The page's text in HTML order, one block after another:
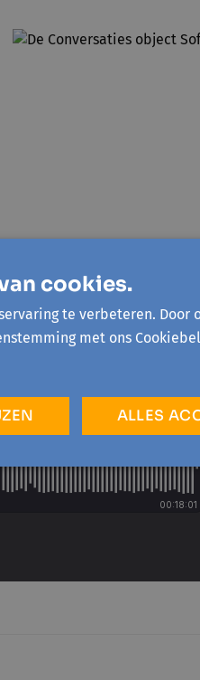
cookies.
te verbeteren. Door
met ons
ALLES